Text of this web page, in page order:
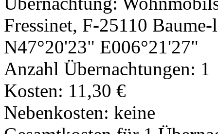
Fressinet, F-25110
N47°20'23" E006°21'27"
Anzahl Übernachtungen: 1
Kosten: 11,30 €
Nebenkosten: keine